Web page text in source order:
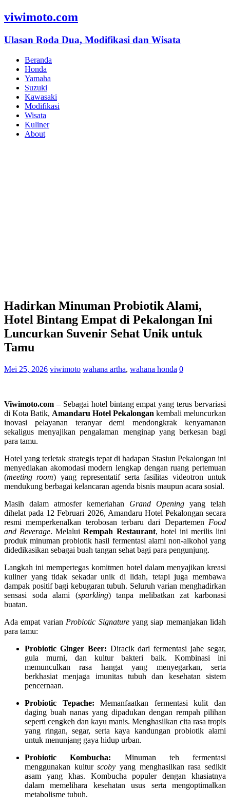
viwimoto.com
Ulasan Roda Dua, Modifikasi dan Wisata
Beranda
Honda
Yamaha
Suzuki
Kawasaki
Modifikasi
Wisata
Kuliner
About
Hadirkan Minuman Probiotik Alami,
Hotel Bintang Empat di Pekalongan Ini
Luncurkan Suvenir Sehat Unik untuk
Tamu
Mei 25, 2026 viwimoto wahana artha, wahana honda 0
Viwimoto.com – Sebagai hotel bintang empat yang terus bervariasi
di Kota Batik, Amandaru Hotel Pekalongan kembali meluncurkan
inovasi pelayanan teranyar demi mendongkrak kenyamanan
sekaligus menyajikan pengalaman menginap yang berkesan bagi
para tamu.
Hotel yang terletak strategis tepat di hadapan Stasiun Pekalongan ini
menyediakan akomodasi modern lengkap dengan ruang pertemuan
(meeting room) yang representatif serta fasilitas videotron untuk
mendukung berbagai kelancaran agenda bisnis maupun acara sosial.
Masih dalam atmosfer kemeriahan Grand Opening yang telah
dihelat pada 12 Februari 2026, Amandaru Hotel Pekalongan secara
resmi memperkenalkan terobosan terbaru dari Departemen Food
and Beverage. MelaluiRempah Restaurant, hotel ini merilis lini
produk minuman probiotik hasil fermentasi alami non-alkohol yang
didedikasikan sebagai buah tangan sehat bagi para pengunjung.
Langkah ini mempertegas komitmen hotel dalam menyajikan kreasi
kuliner yang tidak sekadar unik di lidah, tetapi juga membawa
dampak positif bagi kebugaran tubuh. Seluruh varian menghadirkan
sensasi soda alami (sparkling) tanpa melibatkan zat karbonasi
buatan.
Ada empat varian Probiotic Signatureyang siap memanjakan lidah
para tamu:
Probiotic Ginger Beer: Diracik dari fermentasi jahe segar,
gula murni, dan kultur bakteri baik. Kombinasi ini
memunculkan rasa hangat yang menyegarkan, serta
berkhasiat menjaga imunitas tubuh dan kesehatan sistem
pencernaan.
Probiotic Tepache: Memanfaatkan fermentasi kulit dan
daging buah nanas yang dipadukan dengan rempah pilihan
seperti cengkeh dan kayu manis. Menghasilkan cita rasa tropis
yang ringan, segar, serta kaya kandungan probiotik alami
untuk menunjang gaya hidup urban.
Probiotic Kombucha: Minuman teh fermentasi
menggunakan kulturscoby yang menghasilkan rasa sedikit
asam yang khas. Kombucha populer dengan khasiatnya
dalam memelihara kesehatan usus serta mengoptimalkan
metabolisme tubuh.